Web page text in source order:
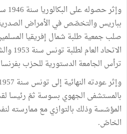
بباريس والتخصّص في الأمراض الصدرية.
صلب جمعية طلبة شمال إفريقيا
ترأس الجامعة الدستورية للحزب بفرنسا بين و
بالمستشفى الجهوي بسوسة ثمّ رئيسا
المؤسّسة وذلك بالتوازي مع ممارسته
الخاصّ.